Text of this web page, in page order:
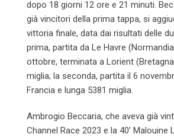
dopo 18 giorni 12 ore e 21 minuti.
già vincitori della prima tappa, si
vittoria finale, data dai risultati delle
prima, partita da Le Havre
ottobre, terminata a Lorient
miglia; la seconda, partita il 6
Francia e lunga 5381 miglia.
Ambrogio Beccaria, che aveva già
Channel Race 2023 e la 40’